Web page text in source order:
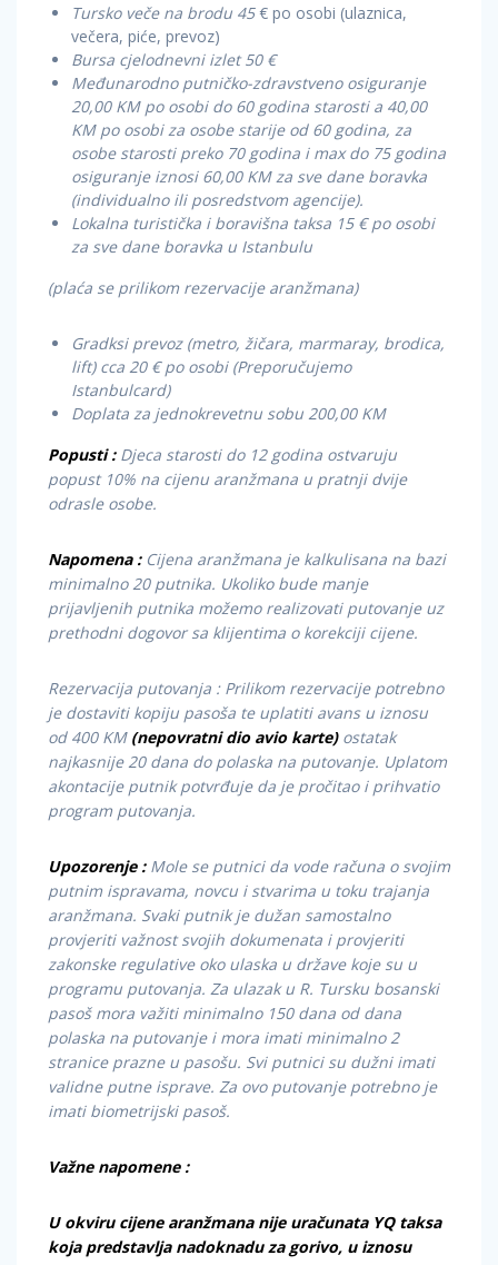
Tursko veče na brodu 45€ po osobi (ulaznica,
večera, piće, prevoz)
Bursa cjelodnevni izlet 50 €
Međunarodno putničko-zdravstveno osiguranje
20,00 KM po osobi do 60 godina starosti a 40,00
KM po osobi za osobe starije od 60 godina, za
osobe starosti preko 70 godina i max do 75 godina
osiguranje iznosi 60,00 KM za sve dane boravka
(individualno ili posredstvom agencije).
Lokalna turistička i boravišna taksa 15 € po osobi
za sve dane boravka u Istanbulu
(plaća se prilikom rezervacije aranžmana)
Gradksi prevoz (metro, žičara, marmaray, brodica,
lift) cca 20 € po osobi (Preporučujemo
Istanbulcard)
Doplata za jednokrevetnu sobu 200,00 KM
Popusti : Djeca starosti do 12 godina ostvaruju
popust 10% na cijenu aranžmana u pratnji dvije
odrasle osobe.
Napomena : Cijena aranžmana je kalkulisana na bazi
minimalno 20 putnika. Ukoliko bude manje
prijavljenih putnika možemo realizovati putovanje uz
prethodni dogovor sa klijentima o korekciji cijene.
Rezervacija putovanja : Prilikom rezervacije potrebno
je dostaviti kopiju pasoša te uplatiti avans u iznosu
od 400 KM (nepovratni dio avio karte)ostatak
najkasnije 20 dana do polaska na putovanje. Uplatom
akontacije putnik potvrđuje da je pročitao i prihvatio
program putovanja.
Upozorenje : Mole se putnici da vode računa o svojim
putnim ispravama, novcu i stvarima u toku trajanja
aranžmana. Svaki putnik je dužan samostalno
provjeriti važnost svojih dokumenata i provjeriti
zakonske regulative oko ulaska u države koje su u
programu putovanja. Za ulazak u R. Tursku bosanski
pasoš mora važiti minimalno 150 dana od dana
polaska na putovanje i mora imati minimalno 2
stranice prazne u pasošu. Svi putnici su dužni imati
validne putne isprave. Za ovo putovanje potrebno je
imati biometrijski pasoš.
Važne napomene :
U okviru cijene aranžmana nije uračunata YQ taksa
koja predstavlja nadoknadu za gorivo, u iznosu